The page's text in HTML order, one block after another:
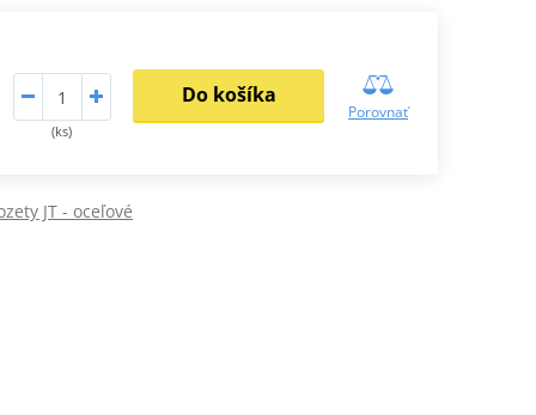
(ks)
Do košíka
Porovnať
JT - oceľové